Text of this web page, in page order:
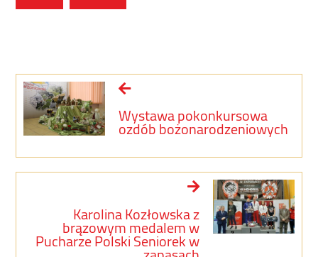
Wystawa pokonkursowa
ozdób bożonarodzeniowych
Karolina Kozłowska z
brązowym medalem w
Pucharze Polski Seniorek w